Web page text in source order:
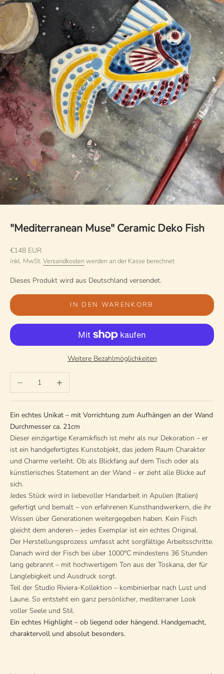
"Mediterranean Muse" Ceramic Deko Fish
Angebot
€148 EUR
inkl. MwSt. Versandkostenwerden an der Kasse berechnet
Dieses Produkt wird aus Deutschland versendet.
IN DEN WARENKORB
Weitere Bezahlmöglichkeiten
Anzahl verringernAnzahl erhöhen
Ein echtes Unikat – mit Vorrichtung zum Aufhängen an der Wand
Durchmesser ca. 21cm
Dieser einzigartige Keramikfisch ist mehr als nur Dekoration – er
ist ein handgefertigtes Kunstobjekt, das jedem Raum Charakter
und Charme verleiht. Ob als Blickfang auf dem Tisch oder als
künstlerisches Statement an der Wand – er zieht alle Blicke auf
sich.
Jedes Stück wird in liebevoller Handarbeit in Apulien (Italien)
gefertigt und bemalt – von erfahrenen Kunsthandwerkern, die ihr
Wissen über Generationen weitergegeben haben. Kein Fisch
gleicht dem anderen – jedes Exemplar ist ein echtes Original.
Der Herstellungsprozess umfasst acht sorgfältige Arbeitsschritte.
Danach wird der Fisch bei über 1000°C mindestens 36 Stunden
lang gebrannt – mit hochwertigem Ton aus der Toskana, der für
Langlebigkeit und Ausdruck sorgt.
Teil der Studio Riviera-Kollektion – kombinierbar nach Lust und
Laune. So entsteht ein ganz persönlicher, mediterraner Look
voller Seele und Stil.
Ein echtes Highlight – ob liegend oder hängend. Handgemacht,
charaktervoll und absolut besonders.